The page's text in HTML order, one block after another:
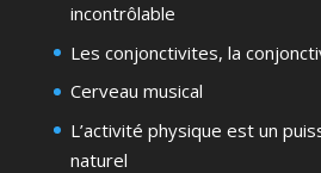
incontrôlable
Les conjonctivites, la
Cerveau musical
L’activité physique est un
naturel